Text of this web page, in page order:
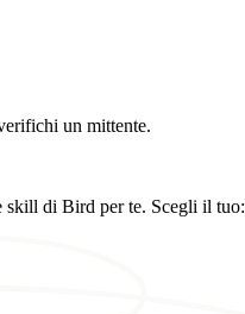
un mittente.
skill di Bird per te. Scegli il tuo: